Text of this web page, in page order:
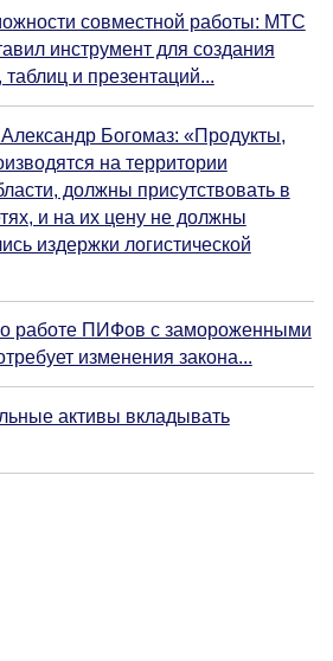
совместной работы: МТС
инструмент для создания
таблиц и презентаций...
Богомаз: «Продукты,
на территории
должны присутствовать в
и на их цену не должны
издержки логистической
работе ПИФов с замороженными
изменения закона...
активы вкладывать